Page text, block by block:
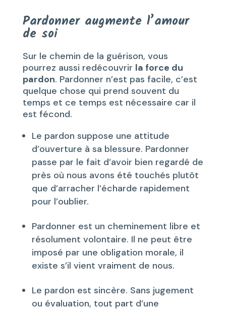
Pardonner augmente l’amour
de soi
Sur le chemin de la guérison, vous
pourrez aussi redécouvrir la force du
pardon. Pardonner n’est pas facile, c’est
quelque chose qui prend souvent du
temps et ce temps est nécessaire car il
est fécond.
Le pardon suppose une attitude
d’ouverture à sa blessure. Pardonner
passe par le fait d’avoir bien regardé de
près où nous avons été touchés plutôt
que d’arracher l’écharde rapidement
pour l’oublier.
Pardonner est un cheminement libre et
résolument volontaire. Il ne peut être
imposé par une obligation morale, il
existe s’il vient vraiment de nous.
Le pardon est sincère. Sans jugement
ou évaluation, tout part d’une